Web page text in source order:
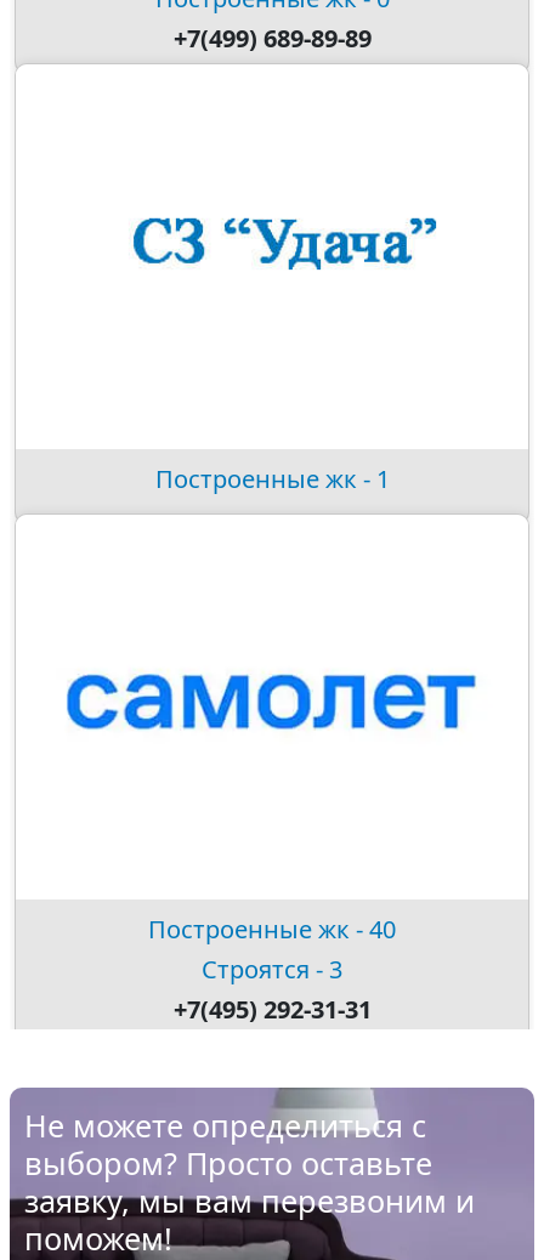
+7(499) 689-89-89
Построенные жк - 1
Построенные жк - 40
Строятся - 3
+7(495) 292-31-31
Не можете определиться с
выбором? Просто оставьте
заявку, мы вам перезвоним и
поможем!